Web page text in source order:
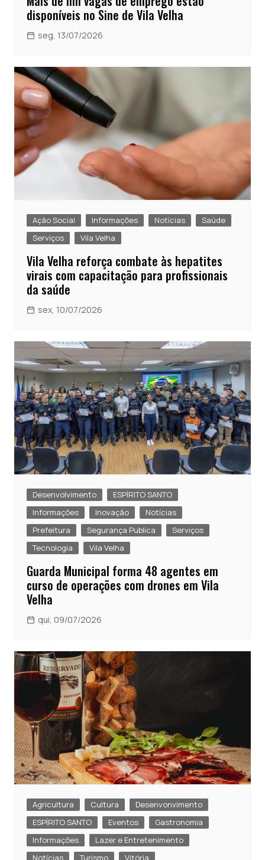
disponíveis no Sine de Vila Velha
seg, 13/07/2026
Ação Social Informações Notícias
Saúde
Serviços
Vila Velha
Vila Velha reforça combate às hepatites
virais com capacitação para profissionais
da saúde
sex, 10/07/2026
Desenvolvimento
ESPÍRITO SANTO
Informações
Inovação
Notícias
Prefeitura
Segurança Publica
Serviços
Tecnologia
Vila Velha
Guarda Municipal forma 48 agentes em
curso de operações com drones em Vila
Velha
qui, 09/07/2026
Agricultura Cultura
Desenvonvimento
ESPÍRITO SANTO
Eventos
Gastronomia
Informações
Lazer e Entretenimento